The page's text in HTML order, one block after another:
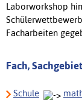
Laborworkshop
Facharbeiten
Fach, Sachgebiet
Schule